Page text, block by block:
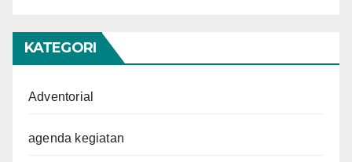
KATEGORI
Adventorial
agenda kegiatan